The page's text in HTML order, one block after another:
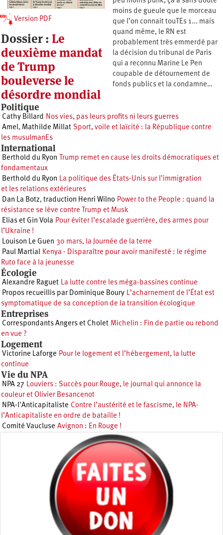
moins de gueule que le morceau
que l’on connait touTEs 1... mais
quand même, le RN est
probablement très emmerdé par
la décision du tribunal de Paris
qui a reconnu Marine Le Pen
coupable de détournement de
fonds publics et la condamne…
Version PDF
Dossier : Le
deuxième mandat
de Trump
bouleverse le
désordre mondial
Politique
Cathy Billard Nos vies, pas leurs profits ni leurs guerres
Amel, Mathilde Millat Sport, voile et laïcité : la République contre
les musulmanEs
International
Berthold du Ryon Trump remet en cause les droits démocratiques et
fondamentaux
Berthold du Ryon La politique des États-Unis sur l’immigration
et les relations extérieures
Dan La Botz, traduction Henri Wilno Power to the People : quand la
résistance se lève contre Trump et Musk
Elias et Gin Vola Pour éviter l’escalade guerrière, des armes pour
l’Ukraine !
Louison Le Guen 30 mars, la Journée de la terre
Paul Martial Kenya - Disparaître pour avoir manifesté : le régime
Ruto face à la jeunesse
Écologie
Alexandre Raguet La lutte contre les méga-bassines continue
Propos recueillis par Dominique Boury L’acharnement de l’État est
symptomatique de sa conception de la transition écologique
Entreprises
Correspondants Angers et Cholet Michelin : Fin de partie ou rebond
en vue ?
Logement
Victorine Laforge Pour le logement et l’hébergement, la lutte
continue
Vie du NPA
NPA 27 Louviers : Succès pour Rouge, le journal qui annonce la
couleur et Olivier Besancenot
NPA-l'Anticapitaliste Contre l’austérité et le fascisme, le NPA-
l’Anticapitaliste en ordre de bataille !
Comité Vaucluse Avignon : En Rouge !